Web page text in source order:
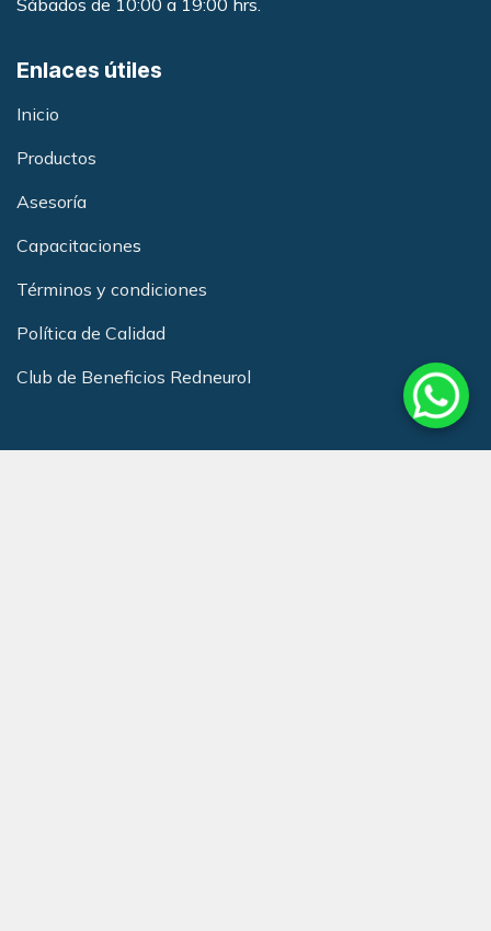
Sábados de 10:00 a 19:00 hrs.
Enlaces útiles
Inicio
Productos
Asesoría
Capacitaciones
Términos y condiciones
Política de Calidad
Club de Beneficios Redneurol